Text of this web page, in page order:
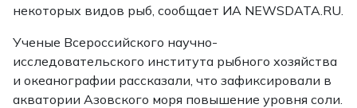
некоторых видов рыб, сообщает ИА NEWSDATA.RU.
Ученые Всероссийского научно-
исследовательского института рыбного хозяйства
и океанографии рассказали, что зафиксировали в
акватории Азовского моря повышение уровня соли.